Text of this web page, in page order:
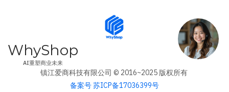
WhyShop
AI重塑商业未来
镇江爱商科技有限公司 © 2016~2025 版权所有
备案号 苏ICP备17036399号